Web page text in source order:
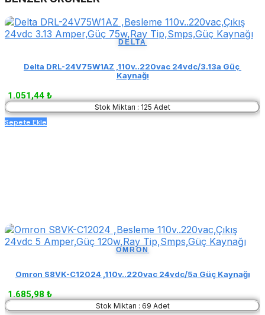
DELTA
Delta DRL-24V75W1AZ ,110v..220vac 24vdc/3.13a Güç
Kaynağı
1.051,44 ₺
Stok Miktarı : 125 Adet
Sepete Ekle
OMRON
Omron S8VK-C12024 ,110v..220vac 24vdc/5a Güç Kaynağı
1.685,98 ₺
Stok Miktarı : 69 Adet